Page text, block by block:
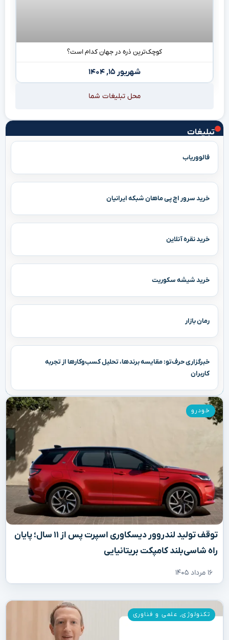
تبلیغات
فالووریاب
خرید سرور اچ پی ماهان شبکه ایرانیان
خرید نقره آنلاین
خرید شیشه سکوریت
رمان بازار
خبرگزاری حرف‌تو: مقایسه برندها، تحلیل کسب‌وکارها از تجربه
کاربران
توقف تولید لندروور دیسکاوری اسپرت پس از ۱۱ سال؛ پایان
راه شاسی‌بلند کامپکت بریتانیایی
۱۶ مرداد ۱۴۰۵
خودرو
تکنولوژی, علمی و فناوری
کوچک‌ترین ذره در جهان کدام است؟
شهریور ۱۵, ۱۴۰۴
محل تبلیغات شما